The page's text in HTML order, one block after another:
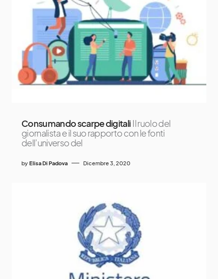
Consumando scarpe digitaliIl ruolo del
giornalista e il suo rapporto con le fonti
dell’universo del
by Elisa Di Padova Dicembre 3, 2020